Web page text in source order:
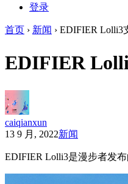
登录
首页 › 新闻 › EDIFIER Lolli3
EDIFIER
caiqianxun
13 9 月, 2022新闻
EDIFIER Lolli3是漫步者发布